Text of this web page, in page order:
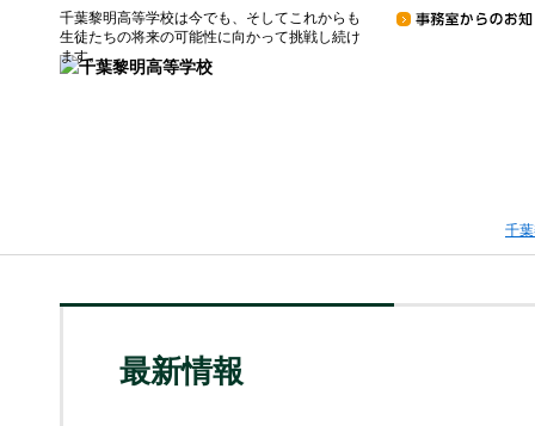
千葉黎明高等学校は今でも、そしてこれからも
生徒たちの将来の可能性に向かって挑戦し続け
ます。
千
最新情報